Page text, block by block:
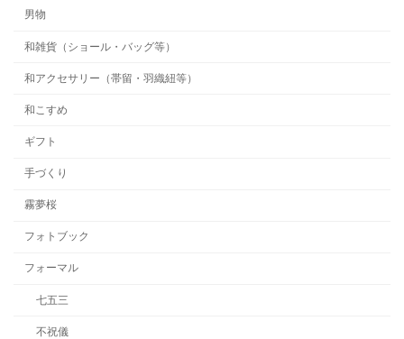
男物
和雑貨（ショール・バッグ等）
和アクセサリー（帯留・羽織紐等）
和こすめ
ギフト
手づくり
霧夢桜
フォトブック
フォーマル
七五三
不祝儀